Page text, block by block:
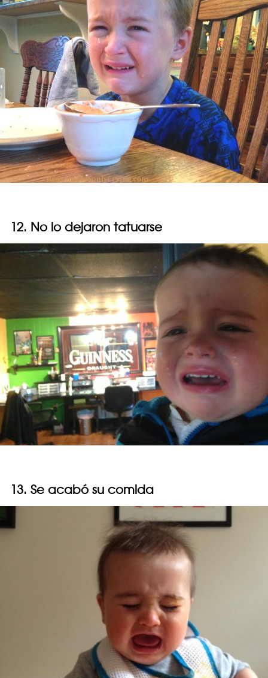
12. No lo dejaron tatuarse
13. Se acabó su comida